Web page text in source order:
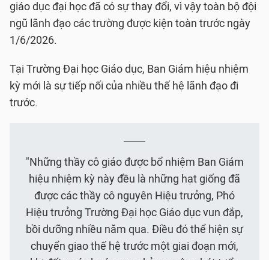
giáo dục đại học đã có sự thay đổi, vì vậy toàn bộ đội
ngũ lãnh đạo các trường được kiện toàn trước ngày
1/6/2026.
Tại Trường Đại học Giáo dục, Ban Giám hiệu nhiệm
kỳ mới là sự tiếp nối của nhiều thế hệ lãnh đạo đi
trước.
"Những thầy cô giáo được bổ nhiệm Ban Giám
hiệu nhiệm kỳ này đều là những hạt giống đã
được các thầy cô nguyên Hiệu trưởng, Phó
Hiệu trưởng Trường Đại học Giáo dục vun đắp,
bồi dưỡng nhiều năm qua. Điều đó thể hiện sự
chuyển giao thế hệ trước một giai đoạn mới,